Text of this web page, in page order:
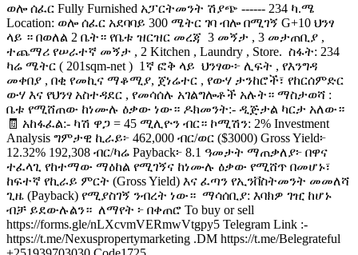
ወሎ ሰፈር Fully Furnished አፓርትመንት ሽያጭ ------ 234 ካ.ሜ
Location: ወሎ ሰፈር አደባባይ 300 ሜትር ገባ ብሎ በሚገኝ G+10 ህንፃ
ላይ ። በወለል 2 ቤት። የቤቱ ዝርዝር መረጃ ️ 3 መኝታ , 3 መታጠቢያ ,
ተጨማሪ የሠራተኛ መኝታ , 2 Kitchen , Laundry , Store. ️ ስፋት: 234
ካሬ ሜትር ( 201sqm-net ) ️ 1ኛ ፎቅ ላይ ️ ህንፃው፦ ሊፍት , የእንግዳ
መቀበያ , በቂ የመኪና ማቆሚያ, ጀነሬተር , የውሃ ታንከሮች፣ የከርሰምድር
ውሃ እና የህንፃ አስተዳደር , የመሳሰሉ አገልግሎቶች አሉት። ️ማስታወሻ :
ቤቱ የሚሸጠው ከነሙሉ ዕቃው ነው። ዶክመንት:- ዲጅታል ካርታ አለው።
🧾 አከፋፈል:- ካሽ ዋጋ = 45 ሚሊዮን ብር። ኮሚሽን: 2% Investment
Analysis ግምታዊ ኪራይ፦ 462,000 ብር/ወር ($3000) Gross Yield፦
12.32% 192,308 ብር/ካሬ Payback፦ 8.1 ዓመታት ማጠቃለያ፦ በዋና
ተፈላጊ የከተማው ማዕከል የሚገኝና ከነሙሉ ዕቃው የሚሸጥ በመሆኑ፣
ከፍተኛ የኪራይ ምርት (Gross Yield) እና ፈጣን የኢንቨስትመንት መመለሻ
ጊዜ (Payback) የሚያስገኝ ንብረት ነው። ️ ማሳሰቢያ: እባክዎ ገዢ ከሆኑ
ብቻ ይደውሉልን። ️ ለማየት ፦ በቀጠሮ To buy or sell
https://forms.gle/nLXcvmVERmwVtgpy5 Telegram Link :-
https://t.me/Nexuspropertymarketing .DM https://t.me/Belegrateful